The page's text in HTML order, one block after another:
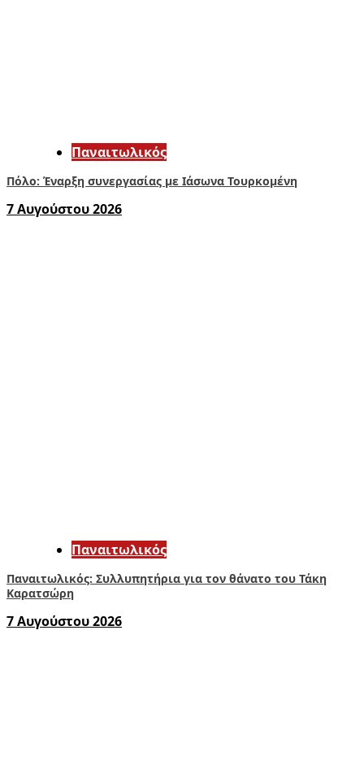
Παναιτωλικός
Πόλο: Έναρξη συνεργασίας με Ιάσωνα Τουρκομένη
7 Αυγούστου 2026
Παναιτωλικός
Παναιτωλικός: Συλλυπητήρια για τον θάνατο του Τάκη
Καρατσώρη
7 Αυγούστου 2026